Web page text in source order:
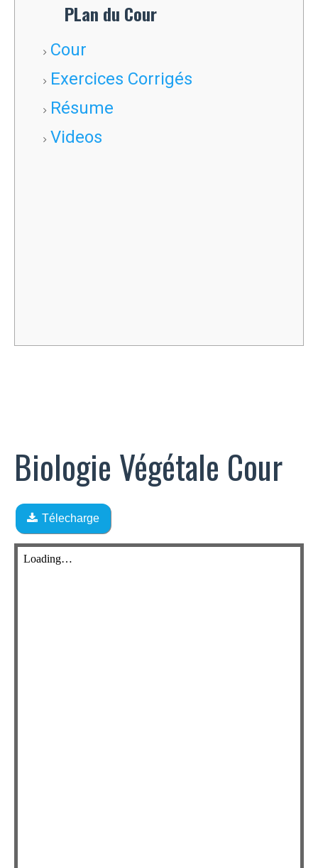
PLan du Cour
Cour
Exercices Corrigés
Résume
Videos
Biologie Végétale Cour
Télecharge